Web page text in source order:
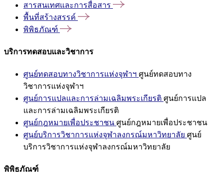
สารสนเทศและการสื่อสาร
พื้นที่สร้างสรรค์
พิพิธภัณฑ์
บริการทดสอบและวิชาการ
ศูนย์ทดสอบทางวิชาการแห่งจุฬาฯ ศูนย์ทดสอบทาง
วิชาการแห่งจุฬาฯ
ศูนย์การแปลและการล่ามเฉลิมพระเกียรติ ศูนย์การแปล
และการล่ามเฉลิมพระเกียรติ
ศูนย์กฎหมายเพื่อประชาชน ศูนย์กฎหมายเพื่อประชาชน
ศูนย์บริการวิชาการแห่งจุฬาลงกรณ์มหาวิทยาลัย ศูนย์
บริการวิชาการแห่งจุฬาลงกรณ์มหาวิทยาลัย
พิพิธภัณฑ์